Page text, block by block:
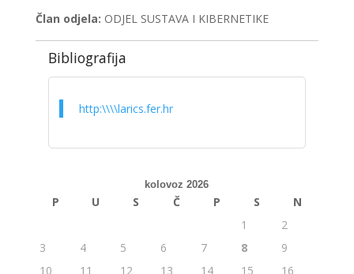
Član odjela: ODJEL SUSTAVA I KIBERNETIKE
Bibliografija
http:\\\\larics.fer.hr
kolovoz 2026
P U S Č P S
N
1
2
3
4 5 6 7 8
9
10
11 12 13 14 15
16